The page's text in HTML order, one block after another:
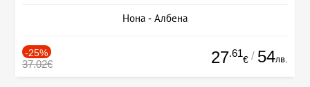
Нона - Албена
-25%
37.02€ 27.61
€ / 54лв.